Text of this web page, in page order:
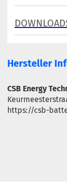
Hersteller
CSB Energy
https://csb-